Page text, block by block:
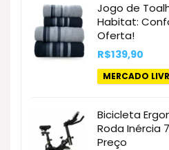
Jogo de
Habitat:
Oferta!
R$139,90
MERCADO
Bicicleta
Roda Inércia
Preço